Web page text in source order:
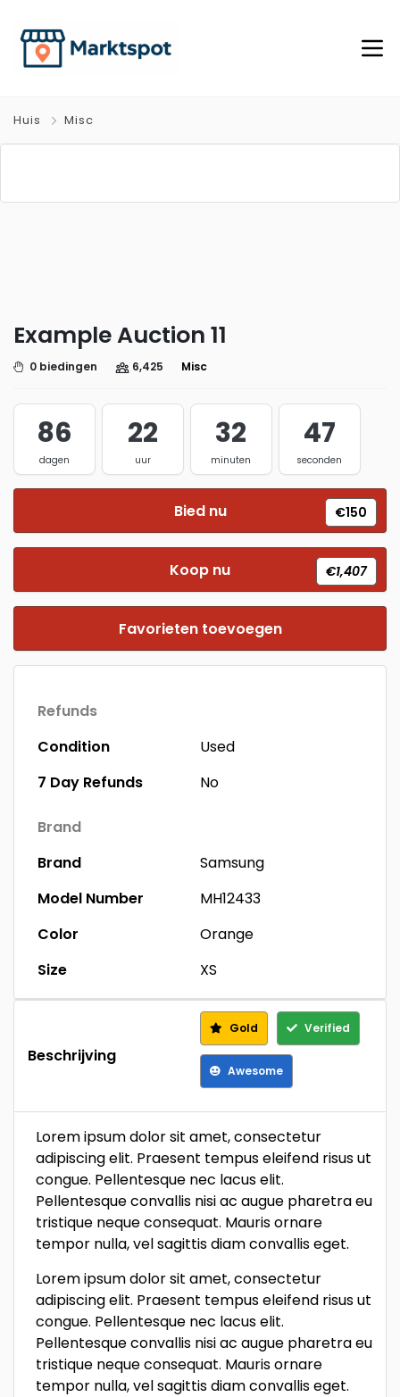
Huis Misc
Example Auction 11
0 biedingen 6,425 Misc
86
dagen
22
uur
32
minuten
47
seconden
Bied nu €150
Koop nu €1,407
Favorieten toevoegen
Refunds
Condition
Used
7 Day Refunds
No
Brand
Brand
Samsung
Model Number
MH12433
Color
Orange
Size
XS
Beschrijving
Gold Verified
Awesome
Lorem ipsum dolor sit amet, consectetur
adipiscing elit. Praesent tempus eleifend risus ut
congue. Pellentesque nec lacus elit.
Pellentesque convallis nisi ac augue pharetra eu
tristique neque consequat. Mauris ornare
tempor nulla, vel sagittis diam convallis eget.
Lorem ipsum dolor sit amet, consectetur
adipiscing elit. Praesent tempus eleifend risus ut
congue. Pellentesque nec lacus elit.
Pellentesque convallis nisi ac augue pharetra eu
tristique neque consequat. Mauris ornare
tempor nulla, vel sagittis diam convallis eget.